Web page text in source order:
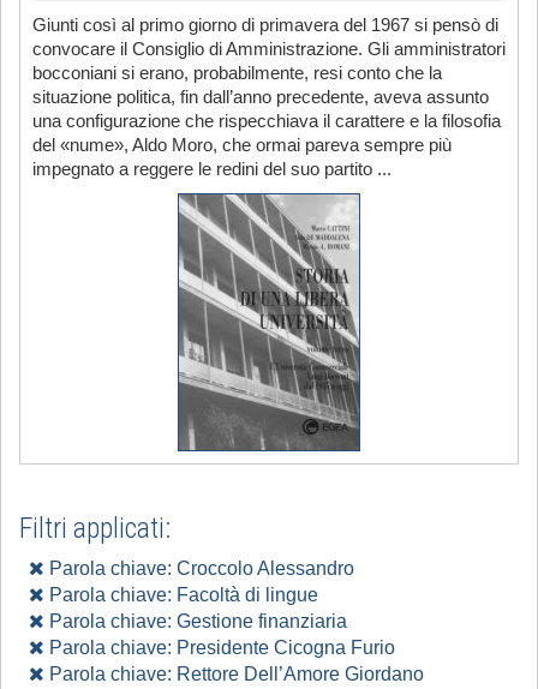
Giunti così al primo giorno di primavera del 1967 si pensò di
convocare il Consiglio di Amministrazione. Gli amministratori
bocconiani si erano, probabilmente, resi conto che la
situazione politica, fin dall’anno precedente, aveva assunto
una configurazione che rispecchiava il carattere e la filosofia
del «nume», Aldo Moro, che ormai pareva sempre più
impegnato a reggere le redini del suo partito ...
Filtri applicati:
Parola chiave: Croccolo Alessandro
Parola chiave: Facoltà di lingue
Parola chiave: Gestione finanziaria
Parola chiave: Presidente Cicogna Furio
Parola chiave: Rettore Dell’Amore Giordano